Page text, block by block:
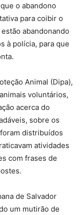
o abandono
para coibir o
abandonando
à polícia, para que
Animal (Dipa),
voluntários,
acerca do
sobre os
distribuídos
atividades
com frases de
de Salvador
um mutirão de